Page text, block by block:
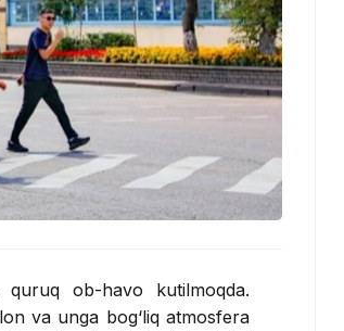
quruq ob-havo kutilmoqda.
va unga bog‘liq atmosfera